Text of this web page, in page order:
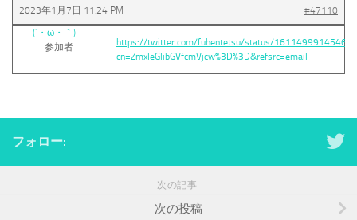
2023年1月7日 11:24 PM
#47110
(´・ω・｀)
参加者
https://twitter.com/fuhentetsu/status/
cn=ZmxleGlibGVfcmVjcw%3D%3D&refsrc=email
フォロー:
次の記事
次の投稿